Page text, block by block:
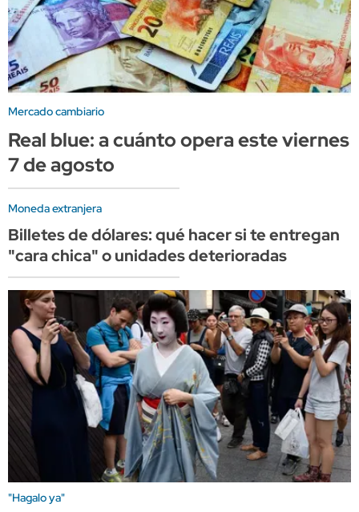
Mercado cambiario
Real blue: a cuánto opera este viernes
7 de agosto
Moneda extranjera
Billetes de dólares: qué hacer si te entregan
"cara chica" o unidades deterioradas
"Hagalo ya"